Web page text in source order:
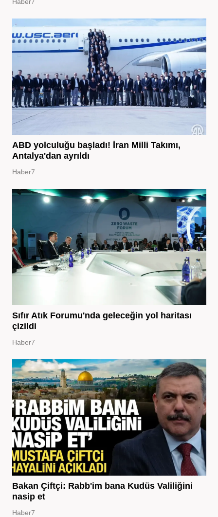
ABD yolculuğu başladı! İran Milli Takımı,
Antalya'dan ayrıldı
Haber7
Sıfır Atık Forumu'nda geleceğin yol haritası
çizildi
Haber7
Bakan Çiftçi: Rabb'im bana Kudüs Valiliğini
nasip et
Haber7